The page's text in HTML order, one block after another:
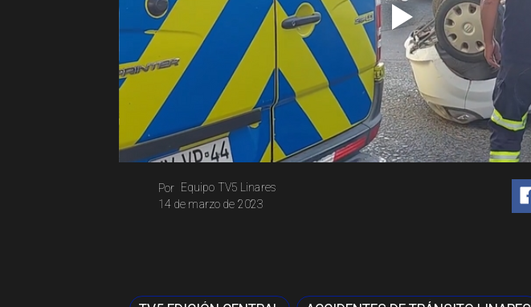
Equipo TV5 Linares
Por
14 de marzo de 2023